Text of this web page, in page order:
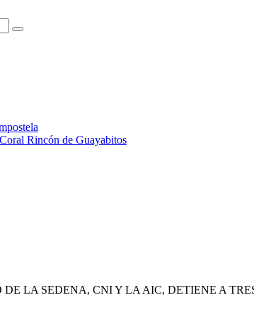
Rincón de Guayabitos
DE LA SEDENA, CNI Y LA AIC, DETIENE A